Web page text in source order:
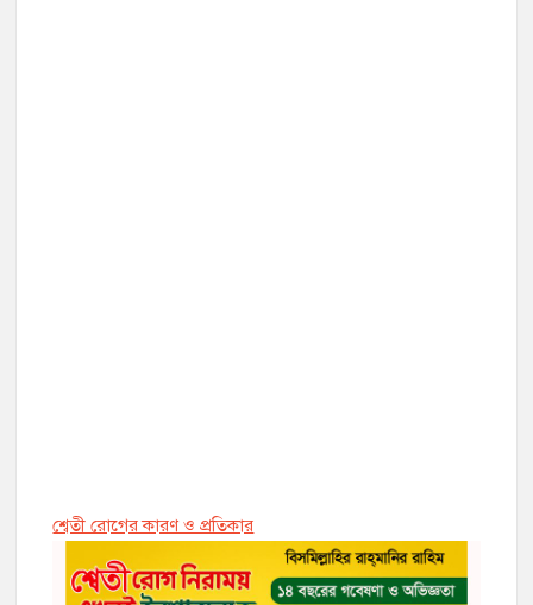
শ্বেতী রোগের কারণ ও প্রতিকার